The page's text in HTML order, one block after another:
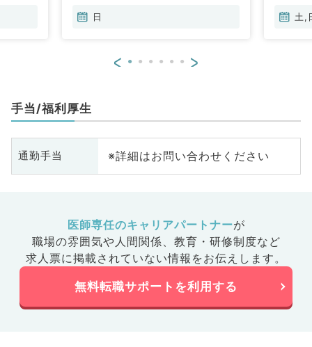
日 土,
< >
手当/福利厚生
通勤手当 ※詳細はお問い合わせください
医師専任のキャリアパートナーが
職場の雰囲気や人間関係、 教育・研修制度など
求人票に掲載されていない情報をお伝えします。
無料転職サポートを利用する